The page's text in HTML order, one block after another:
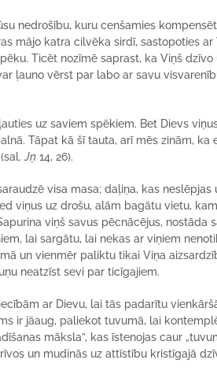
nedrošību, kuru cenšamies
mājo katra cilvēka sirdī, sastopoties ar
Ticēt nozīmē saprast, ka Viņš dzīvo
ļauno vērst par labo ar savu
uz saviem spēkiem. Bet Dievs
Tāpat kā šī tauta, arī mēs zinām, ka
(sal.Jņ 14, 26).
visa masa; daļiņa, kas neslēpjas
viņus uz drošu, alām bagātu vietu,
viņš savus pēcnācējus, nostāda
lai sargātu, lai nekas ar viņiem
un vienmēr paliktu tikai Viņa
neatzīst sevi par ticīgajiem.
ar Dievu, lai tās padarītu
ir jāaug, paliekot tuvumā, lai
māksla”, kas īstenojas caur
un mudinās uz attīstību kristīgajā